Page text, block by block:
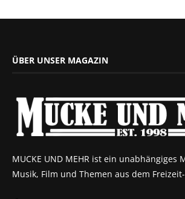
ÜBER UNSER MAGAZIN
MUCKE UND MEHR ist ein unabhängiges
Musik, Film und Themen aus dem